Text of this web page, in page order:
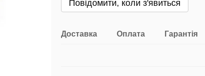
Повідомити, коли з'явиться
Доставка Оплата Гарантія